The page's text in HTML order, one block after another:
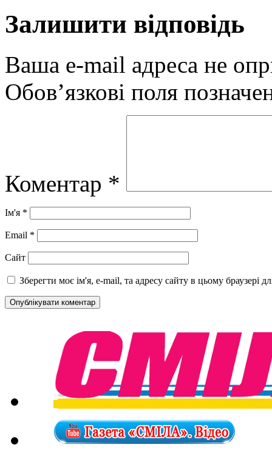
Залишити відповідь
Ваша e-mail адреса не
Обов’язкові поля
Коментар *
Ім'я *
Email *
Сайт
Зберегти моє ім'я, e-mail, та адресу сайту в цьому браузері